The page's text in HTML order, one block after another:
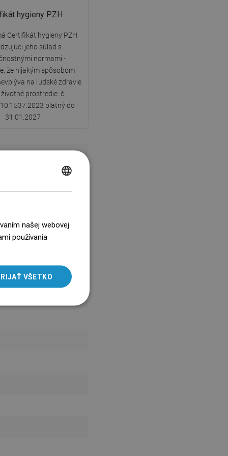
hygieny PZH
Certifikát hygieny PZH
jeho súlad s
normami -
že nijakým spôsobom
na ľudské zdravie
prostredie. č.
platný do
31.01.2027
LITHUANIAN
ROMANIAN
našej webovej
používania
VŠETKO